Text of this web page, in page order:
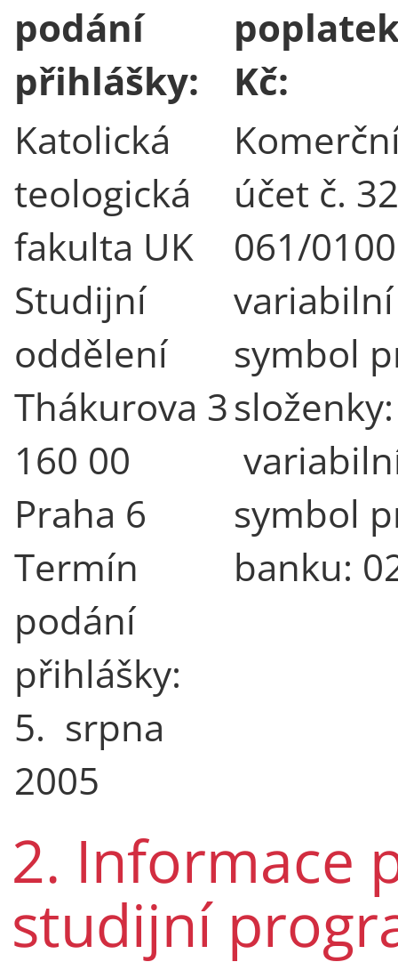
podání
přihlášky:
Kč:
Katolická
teologická
fakulta UK
Studijní
oddělení
Thákurova 3
160 00
Praha 6
Termín
podání
přihlášky:
5. srpna
2005
účet č.
061/0100
variabilní
symbol
symbol
banku:
2. Informace
studijní